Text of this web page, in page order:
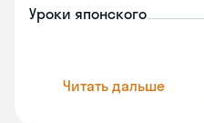
Уроки японского
Читать дальше